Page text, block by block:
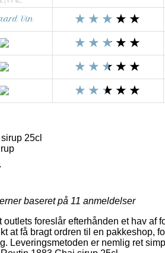
25cl
baseret på 11 anmeldelser
outlets foreslår efterhånden et hav
at få bragt ordren til en pakkeshop,
Leveringsmetoden er nemlig ret